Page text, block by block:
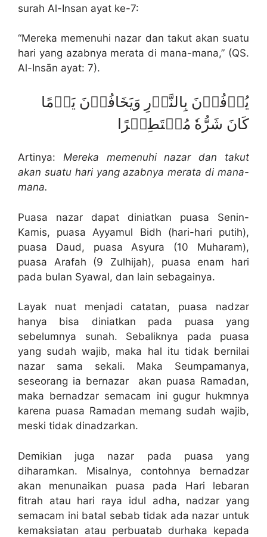
surah Al-Insan ayat ke-7:
“Mereka memenuhi nazar dan takut akan suatu
hari yang azabnya merata di mana-mana,” (QS.
Al-Insān ayat: 7).
يُوۡفُوۡنَ بِالنَّذۡرِ وَيَخَافُوۡنَ يَوۡمًا
كَانَ شَرُّهٗ مُسۡتَطِيۡرًا
Artinya: Mereka memenuhi nazar dan takut
akan suatu hari yang azabnya merata di mana-
mana.
Puasa nazar dapat diniatkan puasa Senin-
Kamis, puasa Ayyamul Bidh (hari-hari putih),
puasa Daud, puasa Asyura (10 Muharam),
puasa Arafah (9 Zulhijah), puasa enam hari
pada bulan Syawal, dan lain sebagainya.
Layak nuat menjadi catatan, puasa nadzar
hanya bisa diniatkan pada puasa yang
sebelumnya sunah. Sebaliknya pada puasa
yang sudah wajib, maka hal itu tidak bernilai
nazar sama sekali. Maka Seumpamanya,
seseorang ia bernazar akan puasa Ramadan,
maka bernadzar semacam ini gugur hukmnya
karena puasa Ramadan memang sudah wajib,
meski tidak dinadzarkan.
Demikian juga nazar pada puasa yang
diharamkan. Misalnya, contohnya bernadzar
akan menunaikan puasa pada Hari lebaran
fitrah atau hari raya idul adha, nadzar yang
semacam ini batal sebab tidak ada nazar untuk
kemaksiatan atau perbuatab durhaka kepada